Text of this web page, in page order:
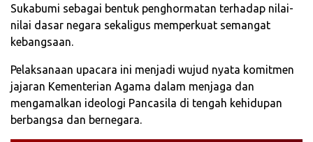
Sukabumi sebagai bentuk penghormatan terhadap nilai-
nilai dasar negara sekaligus memperkuat semangat
kebangsaan.
Pelaksanaan upacara ini menjadi wujud nyata komitmen
jajaran Kementerian Agama dalam menjaga dan
mengamalkan ideologi Pancasila di tengah kehidupan
berbangsa dan bernegara.